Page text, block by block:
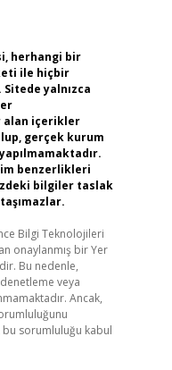
herhangi bir
ile hiçbir
yalnızca
alan içerikler
gerçek kurum
benzerlikleri
bilgiler taslak
Bilgi Teknolojileri
onaylanmış bir Yer
Bu nedenle,
veya
Ancak,
sorumluluğu kabul